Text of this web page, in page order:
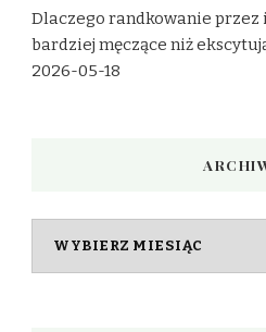
Dlaczego randkowanie przez
bardziej męczące niż
2026-05-18